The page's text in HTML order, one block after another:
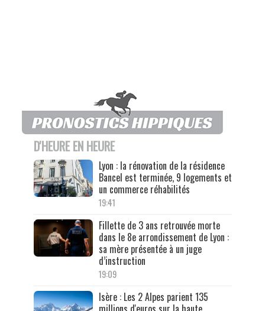
D'HEURE EN HEURE
Lyon : la rénovation de la résidence
Bancel est terminée, 9 logements et
un commerce réhabilités
19:41
Fillette de 3 ans retrouvée morte
dans le 8e arrondissement de Lyon :
sa mère présentée à un juge
d’instruction
19:09
Isère : Les 2 Alpes parient 135